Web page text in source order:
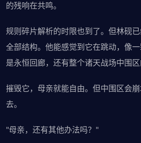
的残响在共鸣。
规则碎片解析的时限也到了。但林砚
全部结构。他能感觉到它在跳动，像
是永恒回廊，还有整个诸天战场中围区
摧毁它，母亲就能自由。但中围区会
去。
"母亲，还有其他办法吗？"